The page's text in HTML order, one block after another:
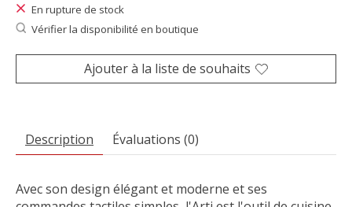
En rupture de stock
Vérifier la disponibilité en boutique
Ajouter à la liste de souhaits
Description Évaluations (0)
Avec son design élégant et moderne et ses